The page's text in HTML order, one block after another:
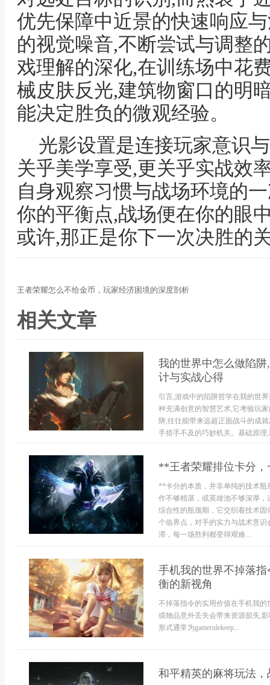
优先保障中近景的快速响应
的视觉噪音,不断尝试与调整
戏理解的深化,在训练场中花
械皮肤反光,建筑物窗口的明
能决定胜负的微观经验。
光影设置是连接玩家意识
关乎美学享受,更关乎实战效
自身观察习惯与战场环境的
你的平衡点,战场便在你的眼
或许,那正是你下一次决胜的
王者荣耀怎么不给金币，玩家经济困境的深度剖析
相关文章
我的世界中怎么做陷
计与实战心得
引言,游戏中的陷阱哲学在我的世
种充满创意的智慧艺术,它考验玩
阱,往往能带来远超正面战斗的成
手措手不及的巧妙机关。基础原理
**王者荣耀排位卡分
**卡分的本质，并非单纯的技术
作不够精湛，或英雄池不够深厚
综合性的瓶颈期，它交织着技术
个临界点，对手的实力与战术意
滞，每一场胜利都变得艰难...
手机我的世界不掉落
衡的新视角
不掉落指令的实用价值在手机我
或物品意外丢失会带来资源损失,
形式通常为gamerulekeep...
和平精英的麻将玩法